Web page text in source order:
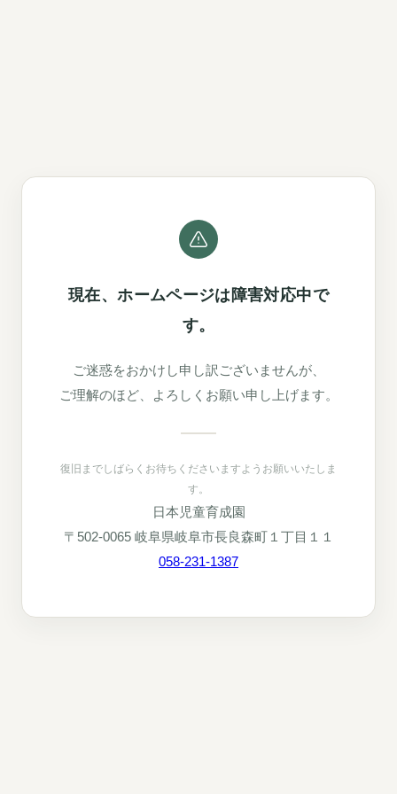
現在、ホームページは障害対応中で
す。
ご迷惑をおかけし申し訳ございませんが、
ご理解のほど、よろしくお願い申し上げます。
復旧までしばらくお待ちくださいますようお願いいたしま
す。
日本児童育成園
〒502-0065 岐阜県岐阜市長良森町１丁目１１
058-231-1387